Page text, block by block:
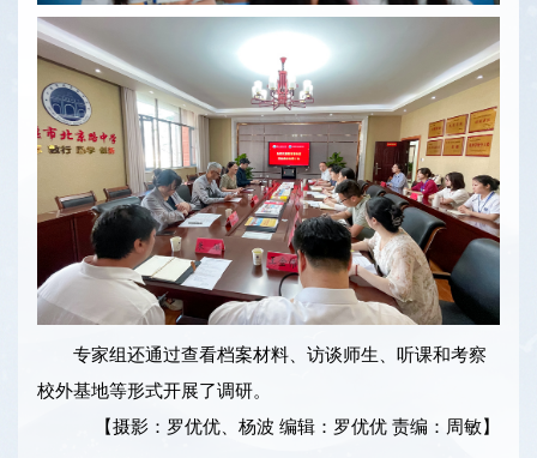
专家组还通过查看档案材料、访谈师生、听课和考察
校外基地等形式开展了调研。
【摄影：罗优优、杨波 编辑：罗优优 责编：周敏】